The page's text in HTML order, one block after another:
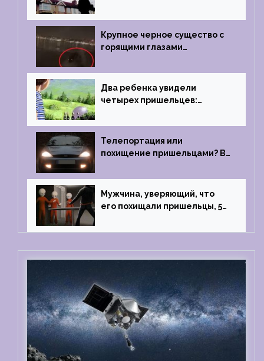
Крупное черное существо с
горящими глазами
Два ребенка увидели
четырех пришельцев:
1967 году
Телепортация или
похищение пришельцами? В
случай произошел с семьей
из Аргентины
Мужчина, уверяющий, что
его похищали пришельцы, 5
тест на детекторе лжи